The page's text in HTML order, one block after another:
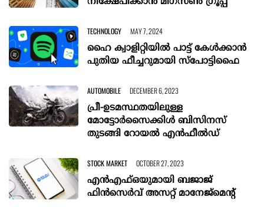
TECHNOLOGY MAY 7, 2024
ഹൈ ക്വാളിറ്റിയില്‍ പാട്ട് കേള്‍ക്കാൻ
പുതിയ ഫീച്ചറുമായി സ്പോട്ടിഫൈ
AUTOMOBILE DECEMBER 6, 2023
പ്രീ-ഉടമസ്ഥതയിലുള്ള
മോട്ടോർസൈക്കിൾ ബിസിനസ്
തുടങ്ങി റോയൽ എൻഫീൽഡ്
STOCK MARKET OCTOBER 27, 2023
എന്‍എഫ്ഒയുമായി ബജാജ്
ഫിന്‍സെര്‍വ് അസറ്റ് മാനേജ്‌മെന്റ്